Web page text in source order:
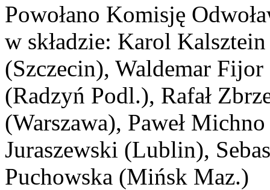
Powołano Komisję
w składzie: Karol
(Szczecin), Waldemar
(Radzyń Podl.), Rafał
(Warszawa), Paweł
Juraszewski (Lublin),
Puchowska (Mińsk Maz.)